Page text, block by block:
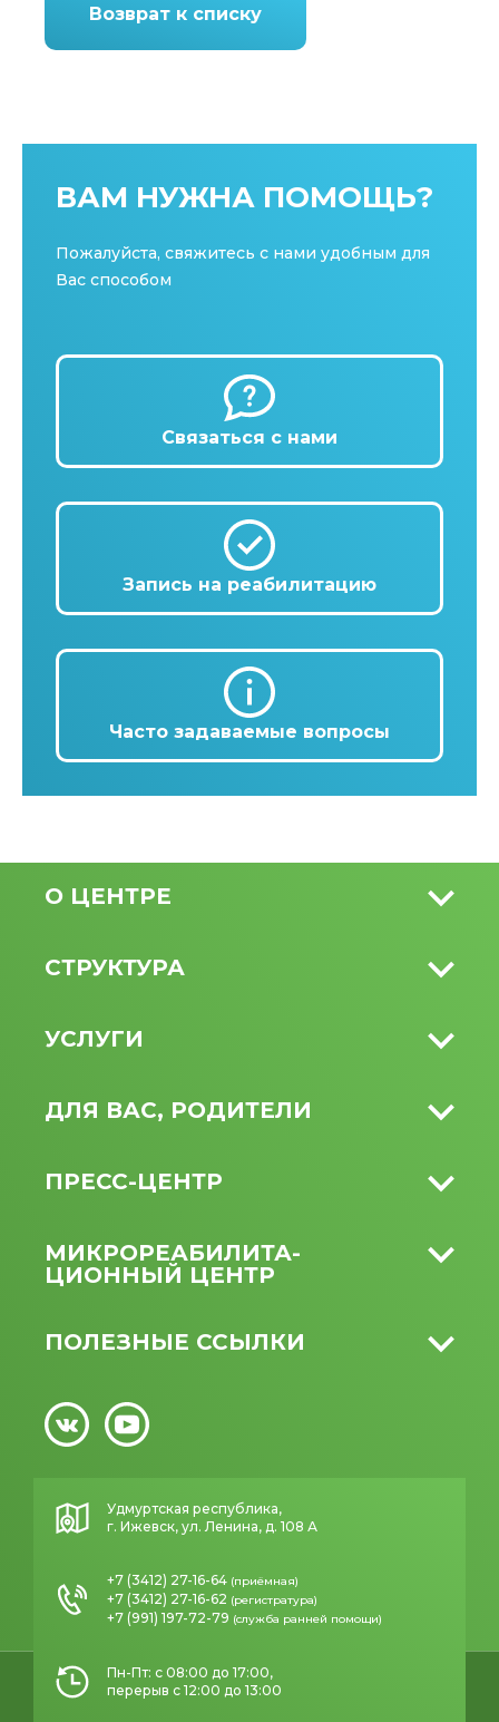
Возврат к списку
ВАМ НУЖНА ПОМОЩЬ?
Пожалуйста, свяжитесь с нами удобным для
Вас способом
Связаться с нами
Запись на реабилитацию
Часто задаваемые вопросы
О ЦЕНТРЕ
СТРУКТУРА
УСЛУГИ
ДЛЯ ВАС, РОДИТЕЛИ
ПРЕСС-ЦЕНТР
МИКРО­РЕАБИЛИТА­
ЦИОННЫЙ ЦЕНТР
ПОЛЕЗНЫЕ ССЫЛКИ
Удмуртская республика,
г. Ижевск, ул. Ленина, д. 108 А
+7 (3412) 27-16-64 (приёмная)
+7 (3412) 27-16-62 (регистратура)
+7 (991) 197-72-79 (служба ранней помощи)
Пн-Пт: с 08:00 до 17:00,
перерыв с 12:00 до 13:00